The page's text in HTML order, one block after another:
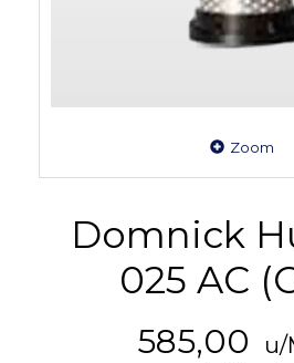
Zoom
Domnick
025 AC
585,00 u/